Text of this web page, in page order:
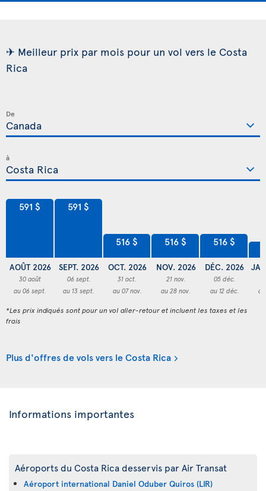
✈ Meilleur prix par mois pour un vol vers le Costa
Rica
De
à
591 $
AOÛT 2026
30 août
au 06 sept.
591 $
SEPT. 2026
06 sept.
au 13 sept.
516 $
OCT. 2026
31 oct.
au 07 nov.
516 $
NOV. 2026
21 nov.
au 28 nov.
516 $
DÉC. 2026
05 déc.
au 12 déc.
*Les prix indiqués sont pour un vol aller-retour et incluent les taxes et les
frais
Plus d'offres de vols vers le Costa Rica
Informations importantes
Aéroports du Costa Rica desservis par Air Transat
Aéroport international Daniel Oduber Quiros (LIR)